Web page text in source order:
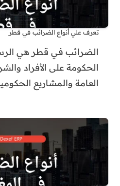
تعرف علي أنواع الضرائب في قطر
الضرائب في قطر هي
الحكومة على الأفراد
العامة والمشاريع